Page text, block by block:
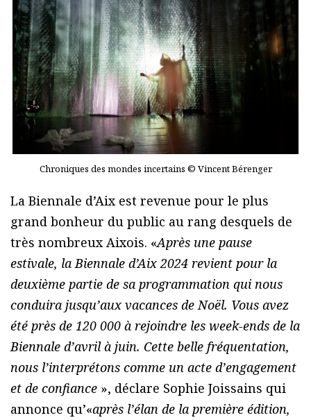
Chroniques des mondes incertains © Vincent Bérenger
La Biennale d’Aix est revenue pour le plus
grand bonheur du public au rang desquels de
très nombreux Aixois. «Après une pause
estivale, la Biennale d’Aix 2024 revient pour la
deuxième partie de sa programmation qui nous
conduira jusqu’aux vacances de Noël. Vous avez
été près de 120 000 à rejoindre les week-ends de la
Biennale d’avril à juin. Cette belle fréquentation,
nous l’interprétons comme un acte d’engagement
et de confiance », déclare Sophie Joissains qui
annonce qu’«après l’élan de la première édition,